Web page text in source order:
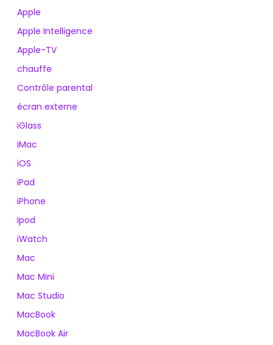
Apple
Apple Intelligence
Apple-TV
chauffe
Contrôle parental
écran externe
iGlass
iMac
iOS
iPad
iPhone
Ipod
iWatch
Mac
Mac Mini
Mac Studio
MacBook
MacBook Air